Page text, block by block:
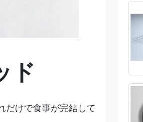
ド
だけで食事が完結して